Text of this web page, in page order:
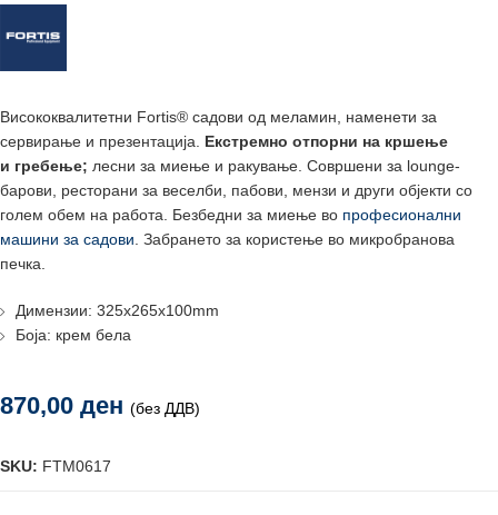
Висококвалитетни Fortis® садови од меламин, наменети за
сервирање и презентација. Екстремно отпорни на кршење
и гребење; лесни за миење и ракување. Совршени за lounge-
барови, ресторани за веселби, пабови, мензи и други објекти со
голем обем на работа. Безбедни за миење во професионални
машини за садови . Забрането за користење во микробранова
печка.
Димензии: 325x265x100mm
Боја: крем бела
870,00 ден (без ДДВ)
SKU: FTM0617